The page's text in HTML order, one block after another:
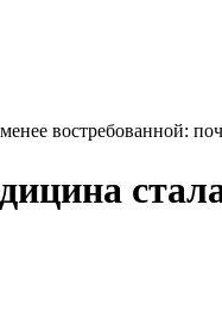
востребованной: